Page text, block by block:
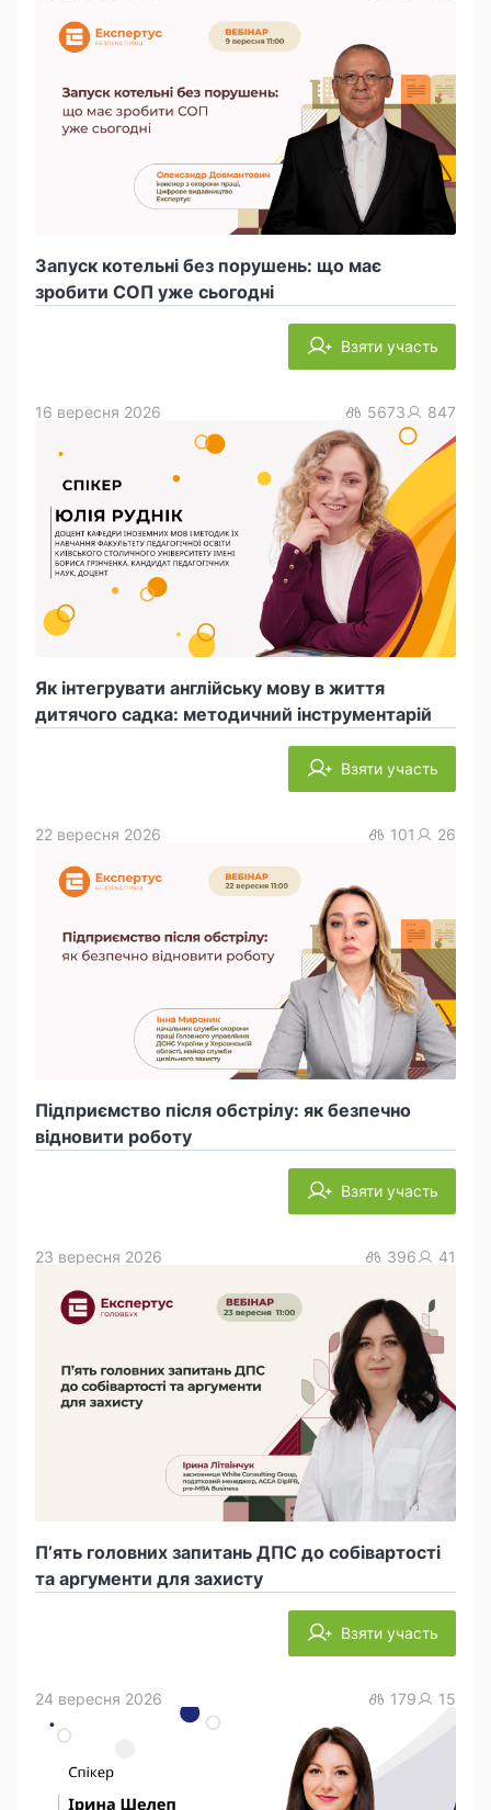
Запуск котельні без порушень: що має
зробити СОП уже сьогодні
Взяти участь
Як інтегрувати англійську мову в життя
дитячого садка: методичний інструментарій
16 вересня 2026 5673 847
Взяти участь
Підприємство після обстрілу: як безпечно
відновити роботу
22 вересня 2026 101 26
Взяти участь
П’ять головних запитань ДПС до собівартості
та аргументи для захисту
23 вересня 2026 396 41
Взяти участь
24 вересня 2026 179 15